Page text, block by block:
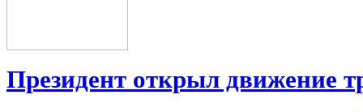
Президент открыл движение